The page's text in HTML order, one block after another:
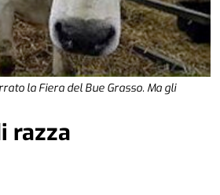
la Fiera del Bue Grasso. Ma gli
razza